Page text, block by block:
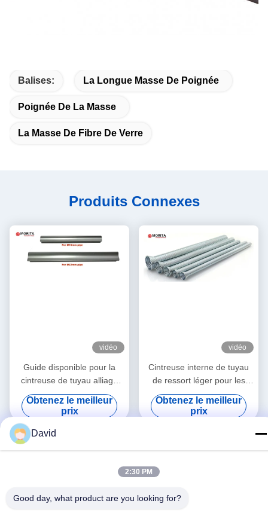
Balises: La Longue Masse De Poignée
Poignée De La Masse
La Masse De Fibre De Verre
Produits Connexes
vidéo
Guide disponible pour la
cintreuse de tuyau alliage
d'aluminium de 15mm et de
22mm maintenant la forme
de tuyau aucun rider
Obtenez le meilleur
prix
vidéo
Cintreuse interne de tuyau
de ressort léger pour les
tubes de cuivre
6,8,10,12,16,19mm, 1/4",
5/16", 3/8", 1/2 », 5/8", 3/4"
Obtenez le meilleur
prix
David
2:30 PM
Good day, what product are you looking for?